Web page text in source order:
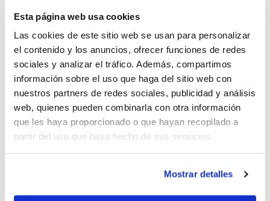
Esta página web usa cookies
Las cookies de este sitio web se usan para personalizar
el contenido y los anuncios, ofrecer funciones de redes
sociales y analizar el tráfico. Además, compartimos
información sobre el uso que haga del sitio web con
nuestros partners de redes sociales, publicidad y análisis
web, quienes pueden combinarla con otra información
que les haya proporcionado o que hayan recopilado a
partir del uso que haya hecho de sus servicios.
Mostrar detalles
al C.B. Castellón y las chicas al C.B. Burriana. Y el
entrenamientos que sirvieran para corregir y mejorar
las variantes tácticas que ya se pusieron en práctica
durante el encuentro y que se utilizarán durante el
Campeonato.
La Selección Alevín, por su parte, dedicó la
jornada del sábado a entrenamientos,
disputar un partido amistoso por la